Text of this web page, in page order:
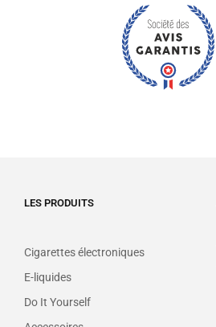
LES PRODUITS
Cigarettes électroniques
E-liquides
Do It Yourself